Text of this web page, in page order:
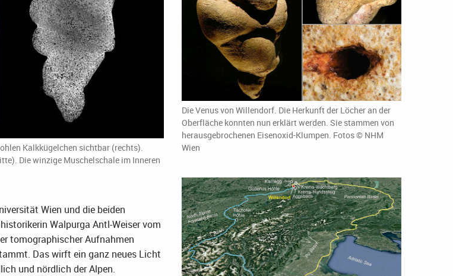
Kalkkügelchen sichtbar (rechts).
Die winzige Muschelschale im Inneren
Wien und die beiden
Walpurga Antl-Weiser vom
tomographischer Aufnahmen
Das wirft ein ganz neues Licht
und nördlich der Alpen.
Die Venus von Willendorf. Die Herkunft der Löcher an der
Oberfläche konnten nun erklärt werden. Sie stammen von
herausgebrochenen Eisenoxid-Klumpen. Fotos © NHM
Wien